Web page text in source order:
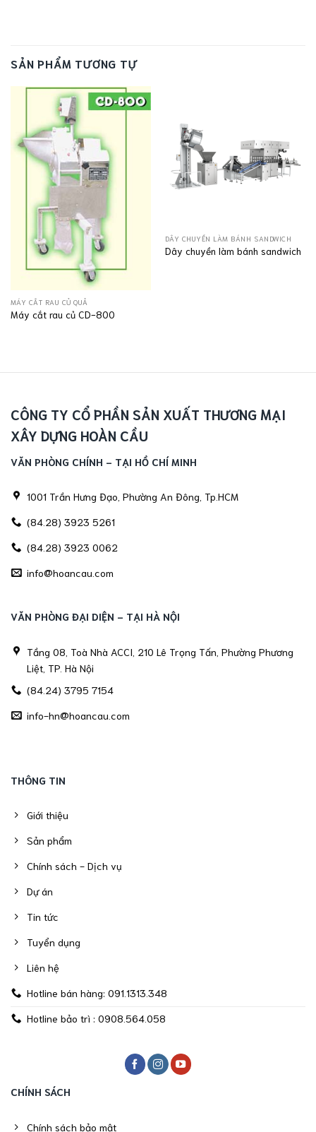
SẢN PHẨM TƯƠNG TỰ
MÁY CẮT RAU CỦ QUẢ
Máy cắt rau củ CD-800
DÂY CHUYỀN LÀM BÁNH SANDWICH
Dây chuyền làm bánh sandwich
CÔNG TY CỔ PHẦN SẢN XUẤT THƯƠNG MẠI
XÂY DỰNG HOÀN CẦU
VĂN PHÒNG CHÍNH - TẠI HỒ CHÍ MINH
1001 Trần Hưng Đạo, Phường An Đông, Tp.HCM
(84.28) 3923 5261
(84.28) 3923 0062
info@hoancau.com
VĂN PHÒNG ĐẠI DIỆN - TẠI HÀ NỘI
Tầng 08, Toà Nhà ACCI, 210 Lê Trọng Tấn, Phường Phương
Liệt, TP. Hà Nội
(84.24) 3795 7154
info-hn@hoancau.com
THÔNG TIN
Giới thiệu
Sản phẩm
Chính sách - Dịch vụ
Dự án
Tin tức
Tuyển dụng
Liên hệ
Hotline bán hàng: 091.1313.348
Hotline bảo trì : 0908.564.058
CHÍNH SÁCH
Chính sách bảo mật